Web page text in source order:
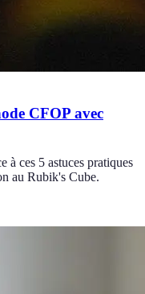
CFOP avec
à ces 5 astuces pratiques
au Rubik's Cube.